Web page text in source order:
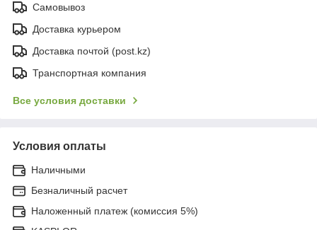
Самовывоз
Доставка курьером
Доставка почтой (post.kz)
Транспортная компания
Все условия доставки
Условия оплаты
Наличными
Безналичный расчет
Наложенный платеж (комиссия 5%)